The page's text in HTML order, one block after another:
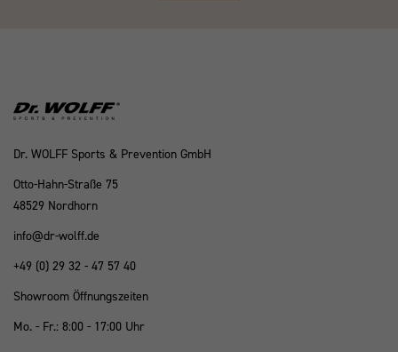
Dr. WOLFF Sports & Prevention GmbH
Otto-Hahn-Straße 75
48529 Nordhorn
info@dr-wolff.de
+49 (0) 29 32 - 47 57 40
Showroom Öffnungszeiten
Mo. - Fr.: 8:00 - 17:00 Uhr